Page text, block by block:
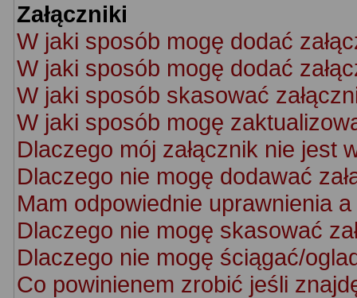
Załączniki
W jaki sposób mogę dodać
W jaki sposób mogę dodać
W jaki sposób skasować
W jaki sposób mogę
Dlaczego mój załącznik nie jest
Dlaczego nie mogę dodawać
Mam odpowiednie uprawnienia
Dlaczego nie mogę skasować
Dlaczego nie mogę ściągać/
Co powinienem zrobić jeśli